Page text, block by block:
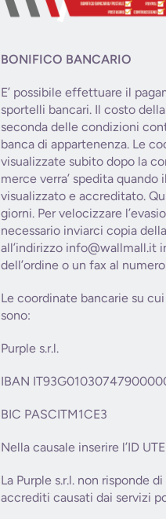
BONIFICO BANCARIO
E’ possibile effettuare il
sportelli bancari. Il costo
seconda delle condizioni
banca di appartenenza. Le
visualizzate subito dopo la
merce verra’ spedita quando
visualizzato e accreditato.
giorni. Per velocizzare
necessario inviarci copia
all’indirizzo info@wallmall.it
dell’ordine o un fax al
Le coordinate bancarie su
sono:
Purple s.r.l.
IBAN
BIC PASCITM1CE3
Nella causale inserire l’ID
La Purple s.r.l. non risponde
accrediti causati dai servizi